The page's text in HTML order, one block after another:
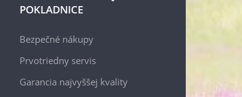
POKLADNICE
Bezpečné nákupy
Prvotriedny servis
Garancia najvyššej kvality